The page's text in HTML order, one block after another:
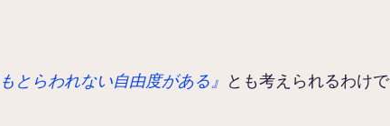
とらわれない自由度がある』 とも考えられるわけで